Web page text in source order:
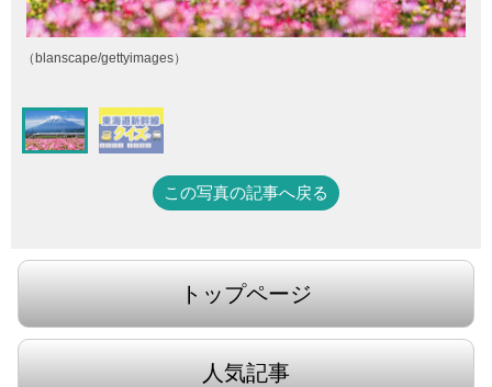
（blanscape/gettyimages）
この写真の記事へ戻る
トップページ
人気記事